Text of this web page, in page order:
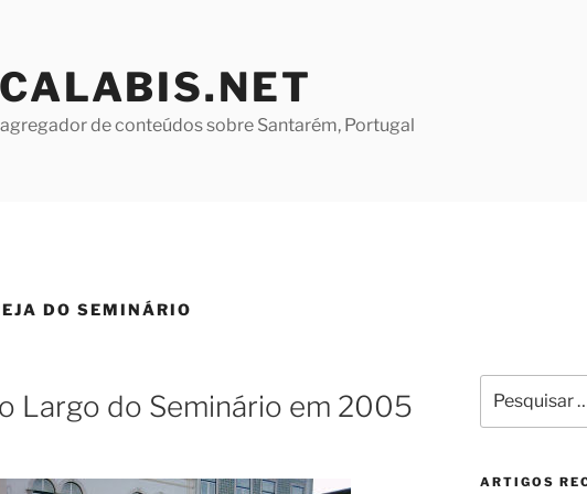
de conteúdos sobre Santarém, Portugal
DO SEMINÁRIO
Largo do Seminário em 2005
por:
ARTIGOS